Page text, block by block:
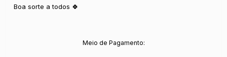
Boa sorte a todos 🍀
Meio de Pagamento: